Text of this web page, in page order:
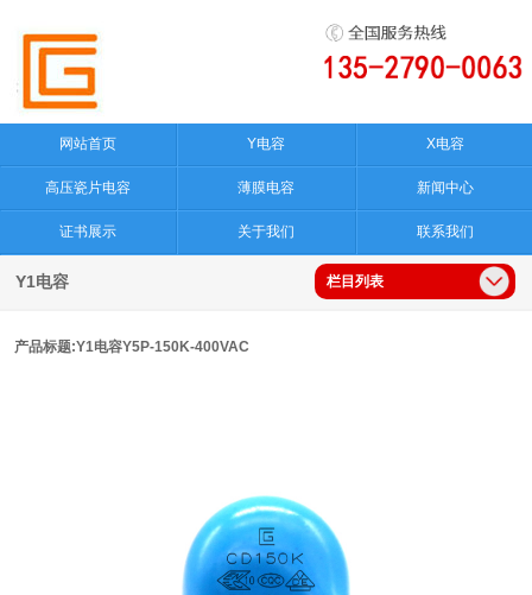
网站首页 Y电容 X电容
高压瓷片电容 薄膜电容 新闻中心
证书展示 关于我们 联系我们
Y1电容 栏目列表
产品标题:Y1电容Y5P-150K-400VAC